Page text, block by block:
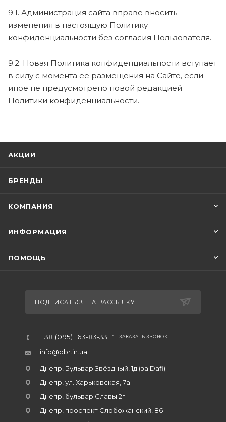
9.1. Администрация сайта вправе вносить
изменения в настоящую Политику
конфиденциальности без согласия Пользователя.
9.2. Новая Политика конфиденциальности вступает
в силу с момента ее размещения на Сайте, если
иное не предусмотрено новой редакцией
Политики конфиденциальности.
АКЦИИ
БРЕНДЫ
КОМПАНИЯ
ИНФОРМАЦИЯ
ПОМОЩЬ
ПОДПИСАТЬСЯ НА РАССЫЛКУ
+38 (095) 163-83-33 ЗАКАЗАТЬ ЗВОНОК
info@bbr.in.ua
Днепр, Бульвар Звёздный, 1д (за Dafi)
Днепр, ул. Харьковская, 7а
Днепр, бульвар Славы 2г
Днепр, проспект Слобожанский, 86